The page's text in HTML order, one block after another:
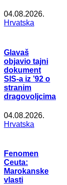
04.08.2026.
Hrvatska
Glavaš
objavio tajni
dokument
SIS-a iz ’92 o
stranim
dragovoljcima
04.08.2026.
Hrvatska
Fenomen
Ceuta:
Marokanske
vlasti